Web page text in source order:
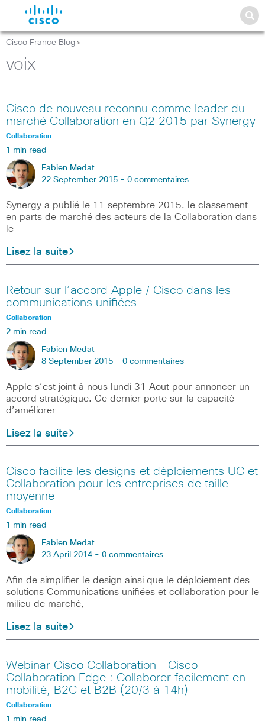
Cisco France Blog >
voix
Cisco de nouveau reconnu comme leader du
marché Collaboration en Q2 2015 par Synergy
Collaboration
1 min read
Fabien Medat
22 September 2015 - 0 commentaires
Synergy a publié le 11 septembre 2015, le classement
en parts de marché des acteurs de la Collaboration dans
le
Lisez la suite
Retour sur l’accord Apple / Cisco dans les
communications unifiées
Collaboration
2 min read
Fabien Medat
8 September 2015 - 0 commentaires
Apple s’est joint à nous lundi 31 Aout pour annoncer un
accord stratégique. Ce dernier porte sur la capacité
d’améliorer
Lisez la suite
Cisco facilite les designs et déploiements UC et
Collaboration pour les entreprises de taille
moyenne
Collaboration
1 min read
Fabien Medat
23 April 2014 - 0 commentaires
Afin de simplifier le design ainsi que le déploiement des
solutions Communications unifiées et collaboration pour le
milieu de marché,
Lisez la suite
Webinar Cisco Collaboration – Cisco
Collaboration Edge : Collaborer facilement en
mobilité, B2C et B2B (20/3 à 14h)
Collaboration
1 min read